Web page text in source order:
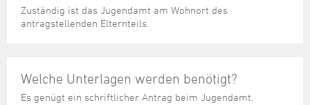
Umwelt-, Natur- und Klimaschutz
Wahlen
Schule
Sterbefall
Umzug und Neubürger
Wohnen und Verbrauchen
Formulare
Pressemitteilungen
Wirtschaftsstruktur
Regionale Kooperationen
Zukunftsregion JadeBay
Stadtarchiv
Weiterbildung
Stadt Wilhelmshaven
Unterkünfte
Kulturzentrum Pumpwerk
Maritime Meile
Schiffe, Häfen und Meer erleben
Sportangebot
Zuständig ist das Jugendamt am Wohnort des
antragstellenden Elternteils.
Welche Unterlagen werden benötigt?
Es genügt ein schriftlicher Antrag beim Jugendamt.